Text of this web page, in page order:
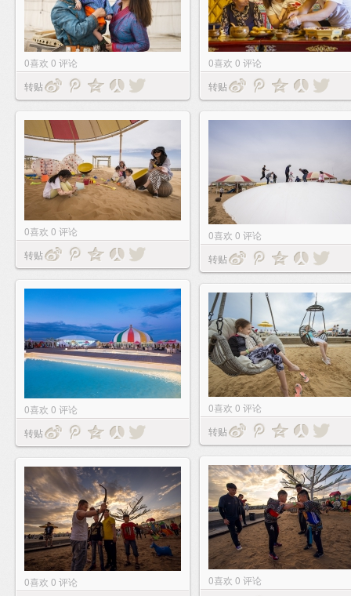
0喜欢 0 评论
转贴
0喜欢 0 评论
转贴
0喜欢 0 评论
转贴
0喜欢 0 评论
转贴
0喜欢 0 评论
转贴
0喜欢 0 评论
转贴
0喜欢 0 评论
0喜欢 0 评论